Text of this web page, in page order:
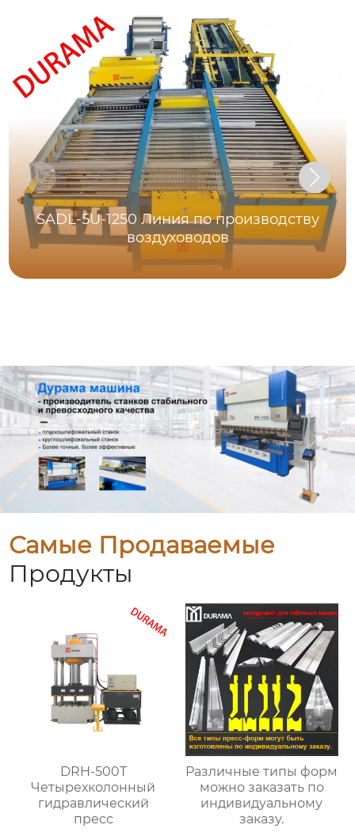
SADL-5U-1250 Линия по производству
воздуховодов
Самые Продаваемые
Продукты
DRH-500T
Четырехколонный
гидравлический
пресс
Различные типы форм
можно заказать по
индивидуальному
заказу.